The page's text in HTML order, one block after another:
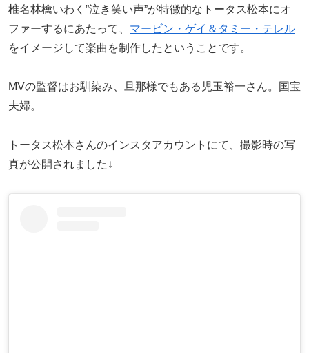
椎名林檎いわく”泣き笑い声”が特徴的なトータス松本にオ
ファーするにあたって、 マービン・ゲイ＆タミー・テレル
をイメージして楽曲を制作したということです。
MVの監督はお馴染み、旦那様でもある児玉裕一さん。国宝
夫婦。
トータス松本さんのインスタアカウントにて、撮影時の写
真が公開されました↓